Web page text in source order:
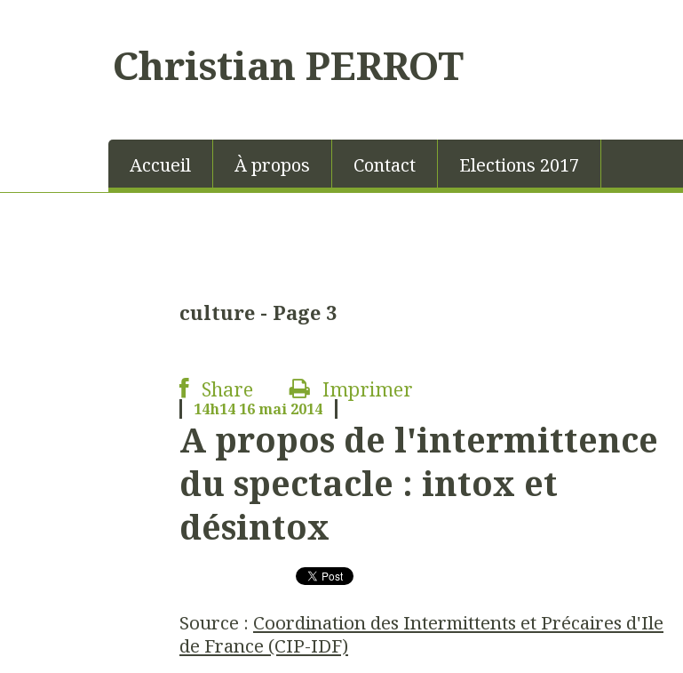
Christian PERROT
Accueil À propos Contact Elections 2017
culture - Page 3
Share Imprimer
14h14 16mai 2014
A propos de l'intermittence
du spectacle : intox et
désintox
Source : Coordination des Intermittents et Précaires d'Ile
de France (CIP-IDF)